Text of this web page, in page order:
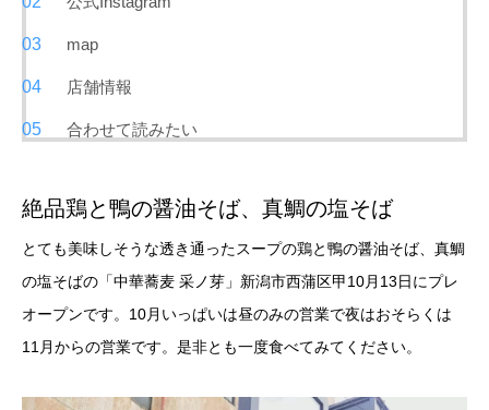
map
店舗情報
合わせて読みたい
絶品鶏と鴨の醤油そば、真鯛の塩そば
とても美味しそうな透き通ったスープの鶏と鴨の醤油そば、真鯛
の塩そばの「中華蕎麦 采ノ芽」新潟市西蒲区甲10月13日にプレ
オープンです。10月いっぱいは昼のみの営業で夜はおそらくは
11月からの営業です。是非とも一度食べてみてください。